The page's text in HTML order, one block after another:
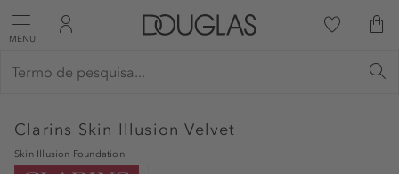
MENU
Clarins Skin Illusion Velvet
Skin Illusion Foundation